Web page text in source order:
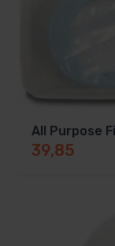
All Purpose
39,85